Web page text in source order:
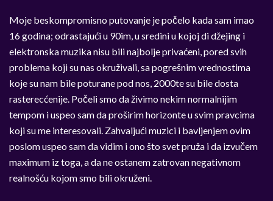
Moje beskompromisno putovanje je počelo kada sam imao
16 godina; odrastajući u 90im, u sredini u kojoj di džejing i
elektronska muzika nisu bili najbolje privaćeni, pored svih
problema koji su nas okruživali, sa pogrešnim vrednostima
koje su nam bile poturane pod nos, 2000te su bile dosta
rasterecćenije. Počeli smo da živimo nekim normalnijim
tempom i uspeo sam da proširim horizonte u svim pravcima
koji su me interesovali. Zahvaljući muzici i bavljenjem ovim
poslom uspeo sam da vidim i ono što svet pruža i da izvučem
maximum iz toga, a da ne ostanem zatrovan negativnom
realnošću kojom smo bili okruženi.